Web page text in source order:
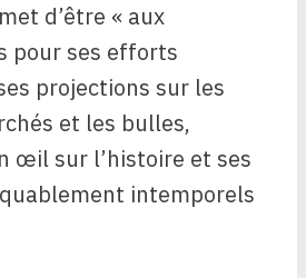
d’être « aux
pour ses efforts
projections sur les
et les bulles,
œil sur l’histoire et ses
intemporels